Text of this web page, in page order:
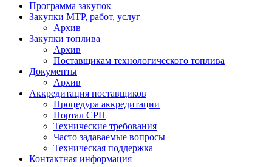
Программа закупок
Закупки МТР, работ, услуг
Архив
Закупки топлива
Архив
Поставщикам технологического топлива
Документы
Архив
Аккредитация поставщиков
Процедура аккредитации
Портал СРП
Технические требования
Часто задаваемые вопросы
Техническая поддержка
Контактная информация